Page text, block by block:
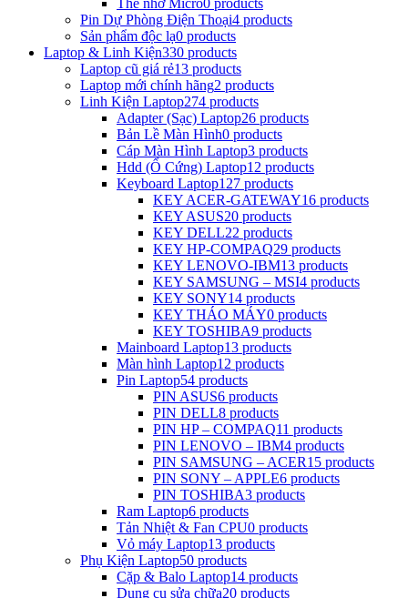
Thẻ nhớ Micro0 products
Pin Dự Phòng Điện Thoại4 products
Sản phẩm độc lạ0 products
Laptop & Linh Kiện330 products
Laptop cũ giá rẻ13 products
Laptop mới chính hãng2 products
Linh Kiện Laptop274 products
Adapter (Sạc) Laptop26 products
Bản Lề Màn Hình0 products
Cáp Màn Hình Laptop3 products
Hdd (Ổ Cứng) Laptop12 products
Keyboard Laptop127 products
KEY ACER-GATEWAY16 products
KEY ASUS20 products
KEY DELL22 products
KEY HP-COMPAQ29 products
KEY LENOVO-IBM13 products
KEY SAMSUNG – MSI4 products
KEY SONY14 products
KEY THÁO MÁY0 products
KEY TOSHIBA9 products
Mainboard Laptop13 products
Màn hình Laptop12 products
Pin Laptop54 products
PIN ASUS6 products
PIN DELL8 products
PIN HP – COMPAQ11 products
PIN LENOVO – IBM4 products
PIN SAMSUNG – ACER15 products
PIN SONY – APPLE6 products
PIN TOSHIBA3 products
Ram Laptop6 products
Tản Nhiệt & Fan CPU0 products
Vỏ máy Laptop13 products
Phụ Kiện Laptop50 products
Cặp & Balo Laptop14 products
Dụng cụ sửa chữa20 products